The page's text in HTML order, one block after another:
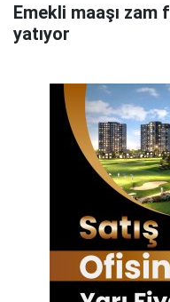
Emekli maaşı zam
yatıyor